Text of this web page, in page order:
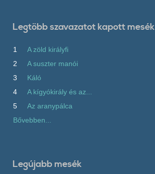
Legtöbb szavazatot kapott mesék
1
A zöld királyfi
2
A suszter manói
3
Káló
4
A kígyókirály és az...
5
Az aranypálca
Bővebben...
Legújabb mesék